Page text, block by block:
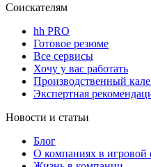
Соискателям
hh PRO
Готовое резюме
Все сервисы
Хочу у вас работать
Производственный
Экспертная
Новости и статьи
Блог
О компаниях в игровой